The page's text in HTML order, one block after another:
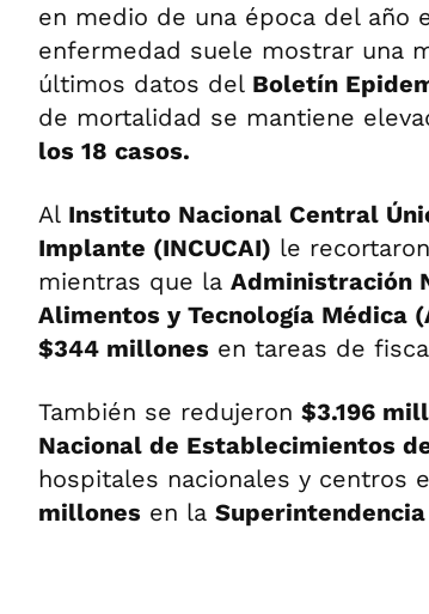
en medio de una época del año
enfermedad suele mostrar una
últimos datos del Boletín
de mortalidad se mantiene
los 18 casos.
Al Instituto Nacional Central
Implante (INCUCAI) le
mientras que la Administración
Alimentos y Tecnología Médica
$344 millones en tareas de
También se redujeron $3.196
Nacional de Establecimientos
hospitales nacionales y centros
millones en la